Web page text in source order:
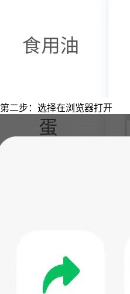
第二步：选择在浏览器打开